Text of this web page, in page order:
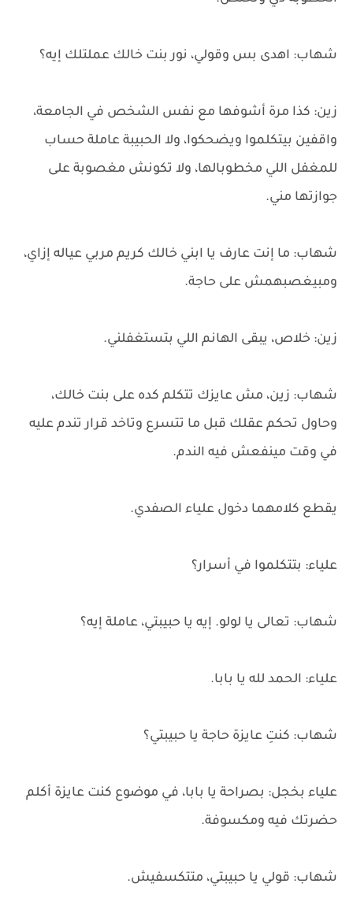
شهاب: اهدى بس وقولي، نور بنت خالك عملتلك إيه؟
زين: كذا مرة أشوفها مع نفس الشخص في الجامعة،
واقفين بيتكلموا ويضحكوا، ولا الحبيبة عاملة حساب
للمغفل اللي مخطوبالها، ولا تكونش مغصوبة على
جوازتها مني.
شهاب: ما إنت عارف يا ابني خالك كريم مربي عياله إزاي،
ومبيغصبهمش على حاجة.
زين: خلاص، يبقى الهانم اللي بتستغفلني.
شهاب: زين، مش عايزك تتكلم كده على بنت خالك،
وحاول تحكم عقلك قبل ما تتسرع وتاخد قرار تندم عليه
في وقت مينفعش فيه الندم.
يقطع كلامهما دخول علياء الصفدي.
علياء: بتتكلموا في أسرار؟
شهاب: تعالى يا لولو. إيه يا حبيبتي، عاملة إيه؟
علياء: الحمد لله يا بابا.
شهاب: كنتِ عايزة حاجة يا حبيبتي؟
علياء بخجل: بصراحة يا بابا، في موضوع كنت عايزة أكلم
حضرتك فيه ومكسوفة.
شهاب: قولي يا حبيبتي، متتكسفيش.